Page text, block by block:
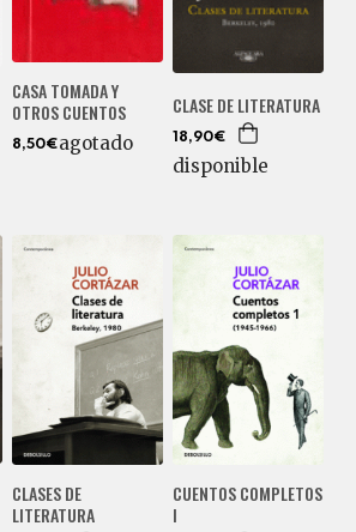
CASA TOMADA Y
OTROS CUENTOS
8,50€agotado
CLASE DE LITERATURA
18,90€
disponible
CLASES DE
LITERATURA
CUENTOS COMPLETOS
I